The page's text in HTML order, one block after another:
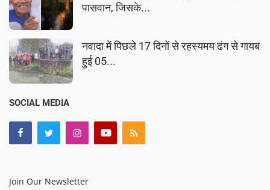
पासवान, जिसके...
नवादा में पिछले 17 दिनों से रहस्यमय ढंग से गायब
हुई 05...
SOCIAL MEDIA
Join Our Newsletter